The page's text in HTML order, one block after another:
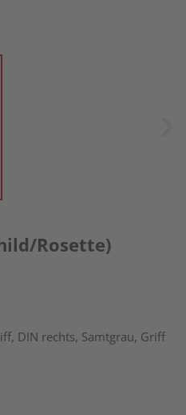
Rosette)
DIN rechts, Samtgrau, Griff